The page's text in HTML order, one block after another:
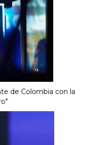
de Colombia con la